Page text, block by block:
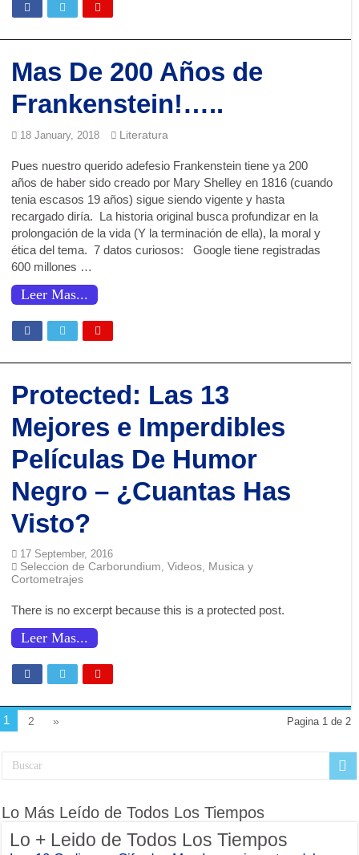
Mas De 200 Años de
Frankenstein!…..
18 January, 2018 Literatura
Pues nuestro querido adefesio Frankenstein tiene ya 200
años de haber sido creado por Mary Shelley en 1816 (cuando
tenia escasos 19 años) sigue siendo vigente y hasta
recargado diría. La historia original busca profundizar en la
prolongación de la vida (Y la terminación de ella), la moral y
ética del tema. 7 datos curiosos: Google tiene registradas
600 millones …
Leer Mas...
Protected: Las 13
Mejores e Imperdibles
Películas De Humor
Negro – ¿Cuantas Has
Visto?
17 September, 2016
Seleccion de Carborundium,Videos, Musica y
Cortometrajes
There is no excerpt because this is a protected post.
Leer Mas...
Pagina 1 de 2
1 2 »
Lo Más Leído de Todos Los Tiempos
Lo + Leido de Todos Los Tiempos